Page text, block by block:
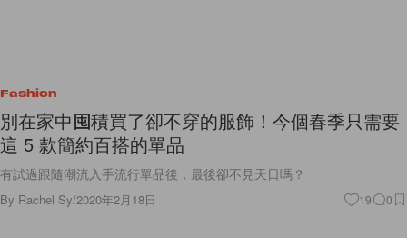
Fashion
別在家中囤積買了卻不穿的服飾！今個春季只需要
這 5 款簡約百搭的單品
有試過跟隨潮流入手流行單品後，最後卻不見天日嗎？
By Rachel Sy/2020年2月18日 19 0